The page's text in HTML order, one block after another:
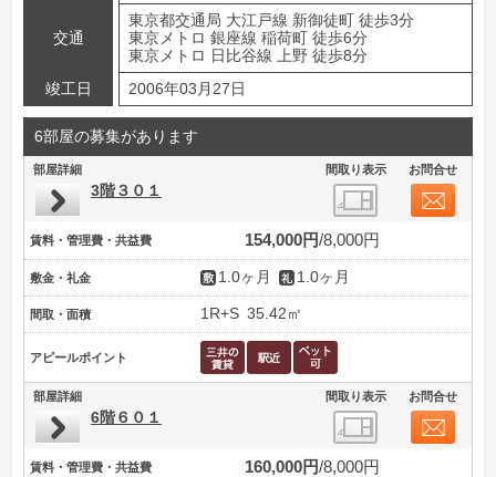
交通
東京都交通局 大江戸線 新御徒町 徒歩3分
東京メトロ 銀座線 稲荷町 徒歩6分
東京メトロ 日比谷線 上野 徒歩8分
竣工日
2006年03月27日
6部屋の募集があります
部屋詳細 間取り表示 お問合せ
3階３０１
賃料・管理費・共益費 154,000円 8,000円
敷金・礼金 1.0ヶ月 1.0ヶ月
間取・面積 1R+S 35.42㎡
アピールポイント
部屋詳細 間取り表示 お問合せ
6階６０１
賃料・管理費・共益費 160,000円 8,000円